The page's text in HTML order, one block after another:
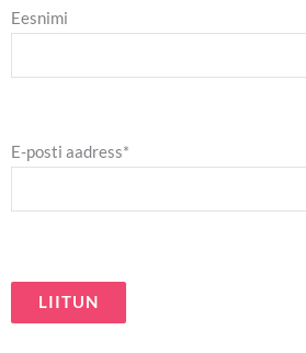
Eesnimi
E-posti aadress*